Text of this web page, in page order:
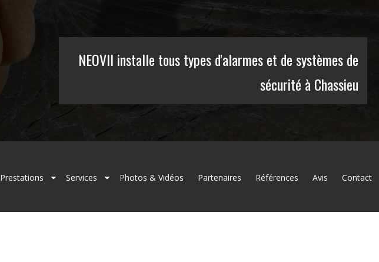
NEOVII installe tous types d'alarmes et de systèmes de
sécurité à Chassieu
Prestations Services Photos & Vidéos Partenaires Références Avis Contact